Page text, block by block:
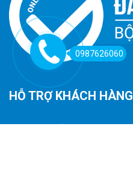
HỖ TRỢ KHÁCH HÀNG
0987626060